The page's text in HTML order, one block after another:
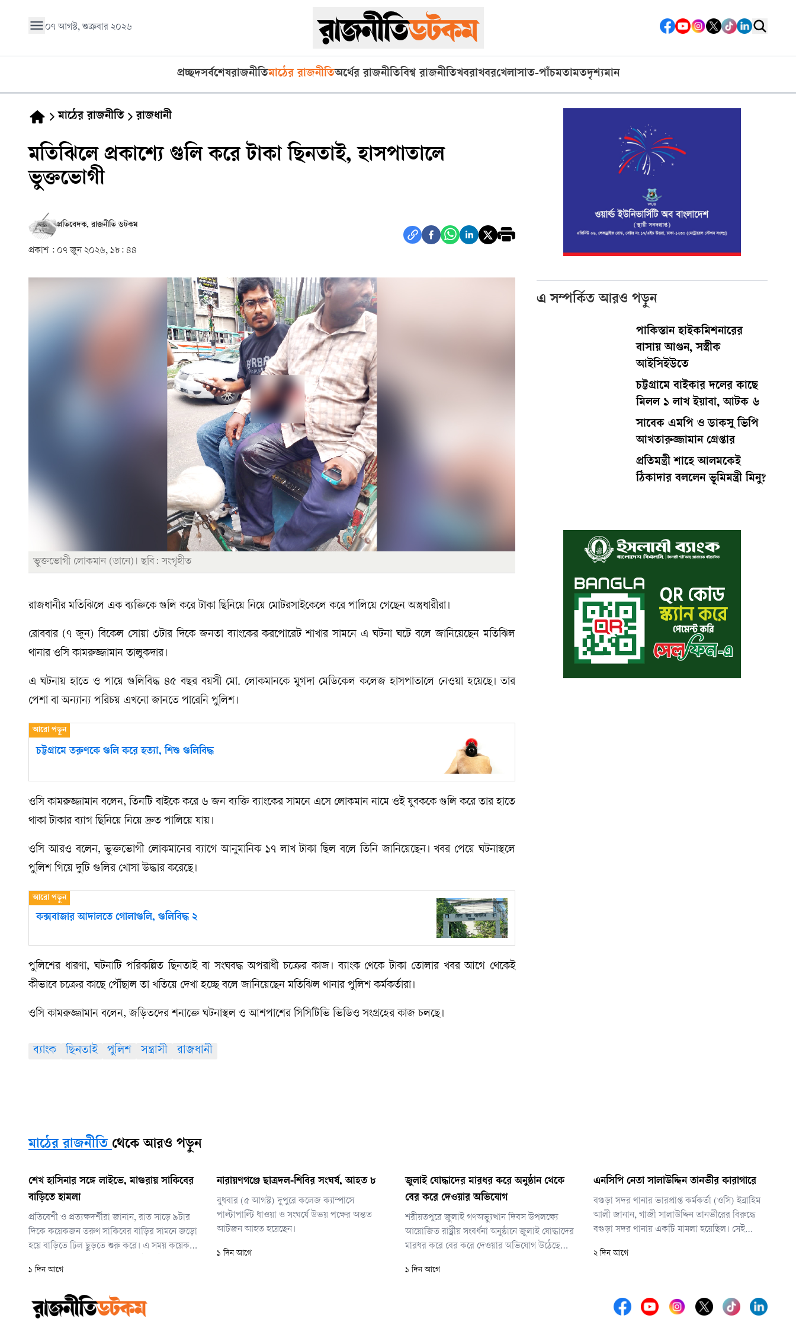
০৭ আগস্ট, শুক্রবার ২০২৬
প্রচ্ছদসর্বশেষরাজনীতিমাঠের রাজনীতিঅর্থের রাজনীতিবিশ্ব রাজনীতিখবরাখবরখেলাসাত-পাঁচমতামতদৃশ্যমান
মাঠের রাজনীতি রাজধানী
মতিঝিলে প্রকাশ্যে গুলি করে টাকা ছিনতাই, হাসপাতালে
ভুক্তভোগী
প্রতিবেদক, রাজনীতি ডটকম
প্রকাশ : ০৭ জুন ২০২৬, ১৮: ৪৪
ভুক্তভোগী লোকমান (ডানে)। ছবি: সংগৃহীত
রাজধানীর মতিঝিলে এক ব্যক্তিকে গুলি করে টাকা ছিনিয়ে নিয়ে মোটরসাইকেলে করে পালিয়ে গেছেন অস্ত্রধারীরা।
রোববার (৭ জুন) বিকেল সোয়া ৩টার দিকে জনতা ব্যাংকের করপোরেট শাখার সামনে এ ঘটনা ঘটে বলে জানিয়েছেন মতিঝিল
থানার ওসি কামরুজ্জামান তালুকদার।
এ ঘটনায় হাতে ও পায়ে গুলিবিদ্ধ ৪৫ বছর বয়সী মো. লোকমানকে মুগদা মেডিকেল কলেজ হাসপাতালে নেওয়া হয়েছে। তার
পেশা বা অন্যান্য পরিচয় এখনো জানতে পারেনি পুলিশ।
চট্টগ্রামে তরুণকে গুলি করে হত্যা, শিশু গুলিবিদ্ধ
ওসি কামরুজ্জামান বলেন, তিনটি বাইকে করে ৬ জন ব্যক্তি ব্যাংকের সামনে এসে লোকমান নামে ওই যুবককে গুলি করে তার হাতে
থাকা টাকার ব্যাগ ছিনিয়ে নিয়ে দ্রুত পালিয়ে যায়।
ওসি আরও বলেন, ভুক্তভোগী লোকমানের ব্যাগে আনুমানিক ১৭ লাখ টাকা ছিল বলে তিনি জানিয়েছেন। খবর পেয়ে ঘটনাস্থলে
পুলিশ গিয়ে দুটি গুলির খোসা উদ্ধার করেছে।
কক্সবাজার আদালতে গোলাগুলি, গুলিবিদ্ধ ২
পুলিশের ধারণা, ঘটনাটি পরিকল্পিত ছিনতাই বা সংঘবদ্ধ অপরাধী চক্রের কাজ। ব্যাংক থেকে টাকা তোলার খবর আগে থেকেই
কীভাবে চক্রের কাছে পৌঁছাল তা খতিয়ে দেখা হচ্ছে বলে জানিয়েছেন মতিঝিল থানার পুলিশ কর্মকর্তারা।
ওসি কামরুজ্জামান বলেন, জড়িতদের শনাক্তে ঘটনাস্থল ও আশপাশের সিসিটিভি ভিডিও সংগ্রহের কাজ চলছে।
ব্যাংক ছিনতাই পুলিশ সন্ত্রাসী রাজধানী
এ সম্পর্কিত আরও পড়ুন
পাকিস্তান হাইকমিশনারের
বাসায় আগুন, সস্ত্রীক
আইসিইউতে
চট্টগ্রামে বাইকার দলের কাছে
মিলল ১ লাখ ইয়াবা, আটক ৬
সাবেক এমপি ও ডাকসু ভিপি
আখতারুজ্জামান গ্রেপ্তার
প্রতিমন্ত্রী শাহে আলমকেই
ঠিকাদার বললেন ভূমিমন্ত্রী মিনু?
মাঠের রাজনীতি থেকে আরও পড়ুন
শেখ হাসিনার সঙ্গে লাইভে, মাগুরায় সাকিবের
বাড়িতে হামলা
প্রতিবেশী ও প্রত্যক্ষদর্শীরা জানান, রাত সাড়ে ৯টার
দিকে কয়েকজন তরুণ সাকিবের বাড়ির সামনে জড়ো
হয়ে বাড়িতে ঢিল ছুড়তে শুরু করে। এ সময় কয়েকটি
আগুন দেওয়ার ঘটনাও ঘটে। তরুণরা বাড়ির গেট
ঢিলে বাড়ির কয়েকটি জানালা ভেঙে গেছে।
১ দিন আগে
নারায়ণগঞ্জে ছাত্রদল-শিবির সংঘর্ষ, আহত ৮
বুধবার (৫ আগস্ট) দুপুরে কলেজ ক্যাম্পাসে
পাল্টাপাল্টি ধাওয়া ও সংঘর্ষে উভয় পক্ষের অন্তত
আটজন আহত হয়েছেন।
১ দিন আগে
জুলাই যোদ্ধাদের মারধর করে অনুষ্ঠান থেকে
বের করে দেওয়ার অভিযোগ
শরীয়তপুরে জুলাই গণঅভ্যুত্থান দিবস উপলক্ষ্যে
আয়োজিত রাষ্ট্রীয় সংবর্ধনা অনুষ্ঠানে জুলাই যোদ্ধাদের
মারধর করে বের করে দেওয়ার অভিযোগ উঠেছে
নেতাদের দাবি, তারেক রহমান ও তার পরিবারকে
১ দিন আগে
এনসিপি নেতা সালাউদ্দিন তানভীর কারাগারে
বগুড়া সদর থানার ভারপ্রাপ্ত কর্মকর্তা (ওসি) ইব্রাহিম
আলী জানান, গাজী সালাউদ্দিন তানভীরের বিরুদ্ধে
বগুড়া সদর থানায় একটি মামলা হয়েছিল। সেই
হয়।
২ দিন আগে